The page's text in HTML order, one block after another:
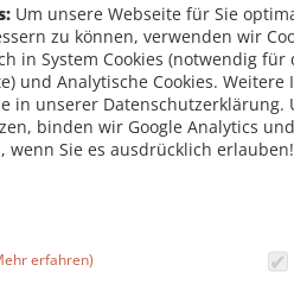
Um unsere Webseite für Sie
zu können, verwenden wir
in System Cookies (notwendig für
und Analytische Cookies. Weitere
in unserer Datenschutzerklärung.
binden wir Google Analytics
wenn Sie es ausdrücklich erlauben!
erfahren)
damit
in Höhe von 243,75 € (Vollzeit